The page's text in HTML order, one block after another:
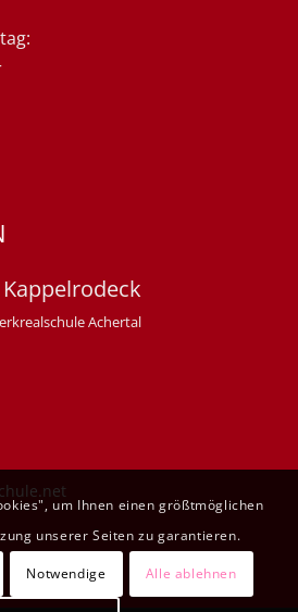
Achertal
um Ihnen einen größtmöglichen
unserer Seiten zu garantieren.
Notwendige Alle ablehnen